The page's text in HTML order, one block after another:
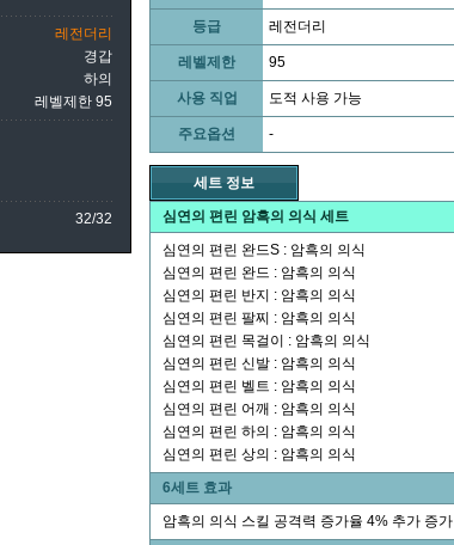
레전더리
경갑
하의
레벨제한 95
32/32
등급 레전더리
레벨제한 95
사용 직업 도적 사용 가능
주요옵션 -
세트 정보
심연의 편린 암흑의 의식 세트
심연의 편린 완드S : 암흑의 의식
심연의 편린 완드 : 암흑의 의식
심연의 편린 반지 : 암흑의 의식
심연의 편린 팔찌 : 암흑의 의식
심연의 편린 목걸이 : 암흑의 의식
심연의 편린 신발 : 암흑의 의식
심연의 편린 벨트 : 암흑의 의식
심연의 편린 어깨 : 암흑의 의식
심연의 편린 하의 : 암흑의 의식
심연의 편린 상의 : 암흑의 의식
6세트 효과
암흑의 의식 스킬 공격력 증가율 4% 추가 증가